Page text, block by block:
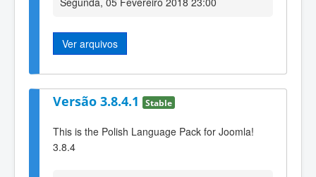
Ver arquivos
Versão 3.8.4.1 Stable
This is the Polish Language Pack for Joomla!
3.8.4